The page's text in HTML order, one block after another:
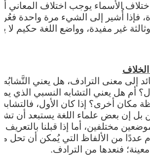
الأسماء يوجب اختلاف المعاني
فإذا أُشير إلى الشيء مرة واحدة
وثالثة غير مفيدة، وواضع اللغة حكيم لا
إلى معنى الترادف، هل يعني التَّشابُه
أم هل يعني التشابه النسبي الذي
مكان أخرى؟ إذا كان الأول، فالتشابه
بل إن بعض علماء اللغة يستبعد أن
مختلفين، أما إذا قبلنا بالتعريف
عددًا من الألفاظ التي يُمكن أن تحل
فنعدها من الترادف.